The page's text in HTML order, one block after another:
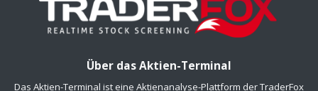
Über das Aktien-Terminal
Das Aktien-Terminal ist eine Aktienanalyse-Plattform der TraderFox